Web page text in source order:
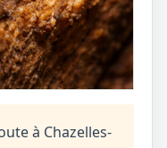
à Chazelles-